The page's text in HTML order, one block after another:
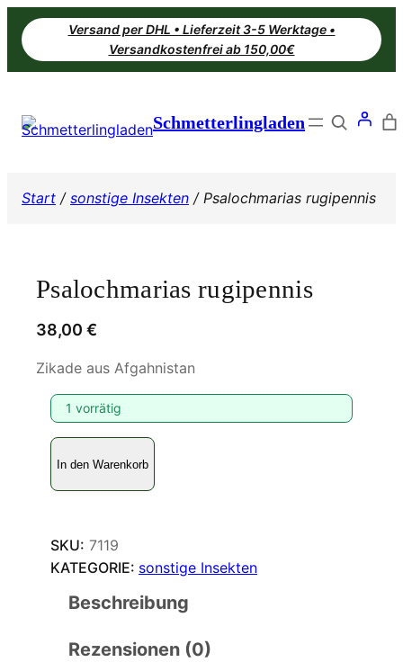
Zum
Inhalt
springen
Versand per DHL • Lieferzeit 3-5 Werktage •
Versandkostenfrei ab 150,00€
Schmetterlingladen Search
Start / sonstige Insekten / Psalochmarias rugipennis
Psalochmarias rugipennis
38,00 €
Zikade aus Afgahnistan
1 vorrätig
P
a
o
c
In den Warenkorb
SKU: 7119
KATEGORIE: sonstige Insekten
Beschreibung
Rezensionen (0)